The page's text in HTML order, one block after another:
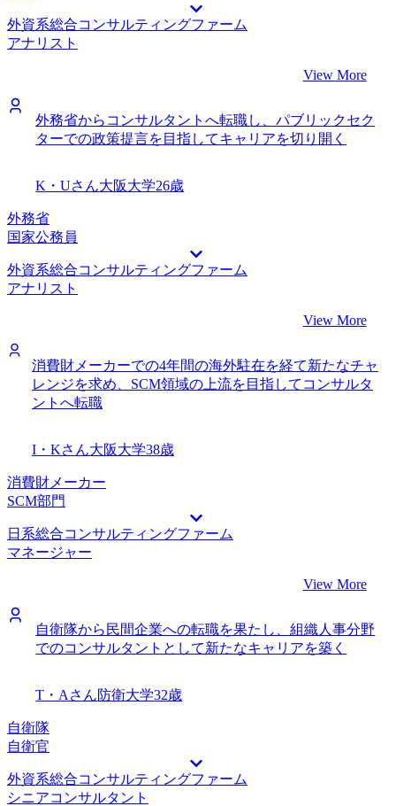
外資系総合コンサルティングファーム
アナリスト
View More
外務省からコンサルタントへ転職し、パブリックセク
ターでの政策提言を目指してキャリアを切り開く
K・Uさん大阪大学26歳
外務省
国家公務員
外資系総合コンサルティングファーム
アナリスト
View More
消費財メーカーでの4年間の海外駐在を経て新たなチャ
レンジを求め、SCM領域の上流を目指してコンサルタ
ントへ転職
I・Kさん大阪大学38歳
消費財メーカー
SCM部門
日系総合コンサルティングファーム
マネージャー
View More
自衛隊から民間企業への転職を果たし、組織人事分野
でのコンサルタントとして新たなキャリアを築く
T・Aさん防衛大学32歳
自衛隊
自衛官
外資系総合コンサルティングファーム
シニアコンサルタント